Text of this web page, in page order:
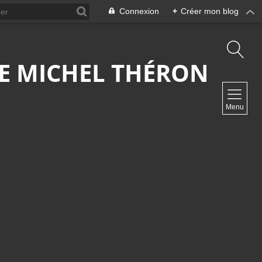
Connexion + Créer mon blog
MICHEL THÉRON
Menu
NAVIGATION